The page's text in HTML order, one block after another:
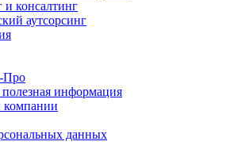
и консалтинг
аутсорсинг
Про
информация
компании
данных